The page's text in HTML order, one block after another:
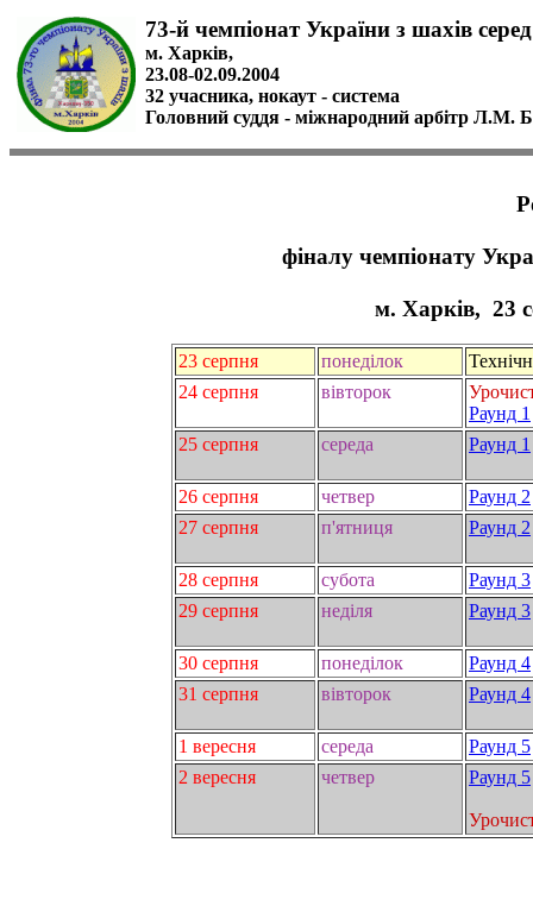
73-й чемпіонат України з шахів
м. Харків,
23.08-02.09.2004
32 учасника, нокаут - система
Головний суддя - міжнародний арбітр Л.М.
фіналу чемпіонату
м. Харків, 23
23 серпня понеділок
24 серпня
вівторок
Раунд 1
25 серпня
середа Раунд 1
26 серпня четвер
Раунд 2
27 серпня
п'ятниця Раунд 2
28 серпня субота
Раунд 3
29 серпня
неділя Раунд 3
30 серпня понеділок
Раунд 4
31 серпня
вівторок Раунд 4
1 вересня середа
Раунд 5
2 вересня
четвер Раунд 5